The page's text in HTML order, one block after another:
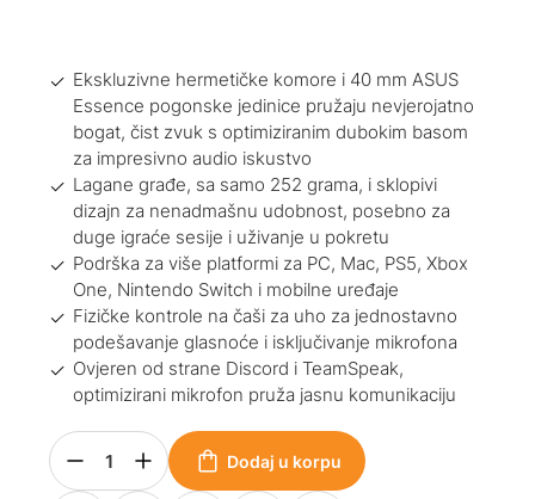
Ekskluzivne hermetičke komore i 40 mm ASUS
Essence pogonske jedinice pružaju nevjerojatno
bogat, čist zvuk s optimiziranim dubokim basom
za impresivno audio iskustvo
Lagane građe, sa samo 252 grama, i sklopivi
dizajn za nenadmašnu udobnost, posebno za
duge igraće sesije i uživanje u pokretu
Podrška za više platformi za PC, Mac, PS5, Xbox
One, Nintendo Switch i mobilne uređaje
Fizičke kontrole na čaši za uho za jednostavno
podešavanje glasnoće i isključivanje mikrofona
Ovjeren od strane Discord i TeamSpeak,
optimizirani mikrofon pruža jasnu komunikaciju
Dodaj u korpu